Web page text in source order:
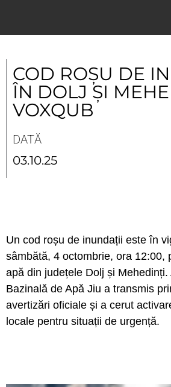
content
COD ROȘU DE
ÎN DOLJ ȘI
VOXQUB
DATĂ
03.10.25
Un cod roșu de inundații este în
sâmbătă, 4 octombrie, ora 12:00,
apă din județele Dolj și
Bazinală de Apă Jiu a transmis
avertizări oficiale și a cerut
locale pentru situații de urgență.